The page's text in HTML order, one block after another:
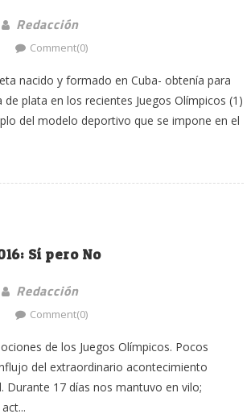
Redacción
Comment(0)
nacido y formado en Cuba- obtenía para
de plata en los recientes Juegos Olímpicos (1)
del modelo deportivo que se impone en el
Sí pero No
Redacción
Comment(0)
de los Juegos Olímpicos. Pocos
del extraordinario acontecimiento
Durante 17 días nos mantuvo en vilo;